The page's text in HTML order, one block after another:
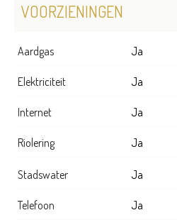
VOORZIENINGEN
Aardgas Ja
Elektriciteit Ja
Internet Ja
Riolering Ja
Stadswater Ja
Telefoon Ja